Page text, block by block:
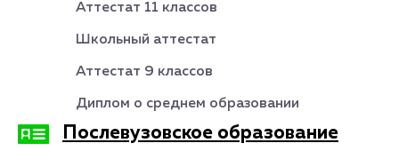
Аттестат 11 классов
Школьный аттестат
Аттестат 9 классов
Диплом о среднем образовании
Послевузовское образование